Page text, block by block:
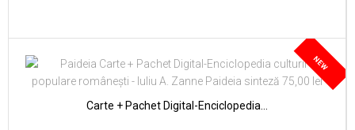
NEW
Carte + Pachet Digital-Enciclopedia...